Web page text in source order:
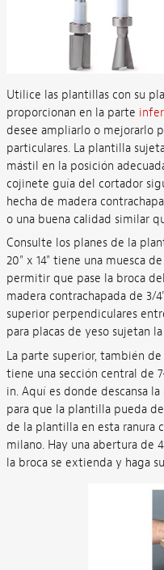
Utilice las plantillas con su
proporcionan en la parte
desee ampliarlo o mejorarlo
particulares. La plantilla
mástil en la posición
cojinete guía del cortador
hecha de madera
o una buena calidad similar
Consulte los planes de la
20" x 14" tiene una muesca
permitir que pase la broca
madera contrachapada de 3/
superior perpendiculares
para placas de yeso sujetan
La parte superior, también
tiene una sección central de
in. Aquí es donde descansa
para que la plantilla pueda
de la plantilla en esta ranura
milano. Hay una abertura de
la broca se extienda y haga